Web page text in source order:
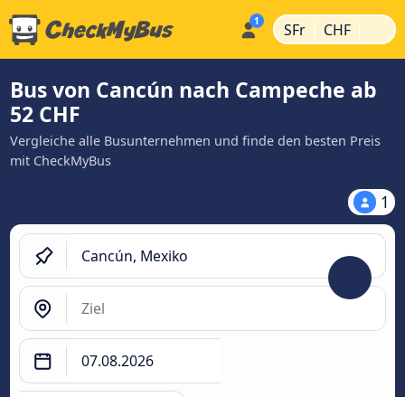
SFr | CHF |
Bus von Cancún nach Campeche ab
52 CHF
Vergleiche alle Busunternehmen und finde den besten Preis
mit CheckMyBus
1